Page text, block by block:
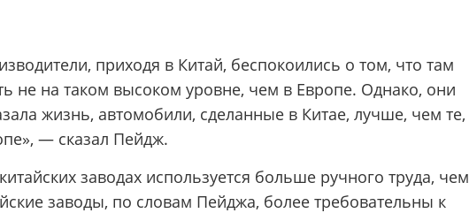
приходя в Китай, беспокоились о том, что там
не на таком высоком уровне, чем в Европе. Однако, они
жизнь, автомобили, сделанные в Китае, лучше, чем те,
— сказал Пейдж.
заводах используется больше ручного труда, чем
заводы, по словам Пейджа, более требовательны к